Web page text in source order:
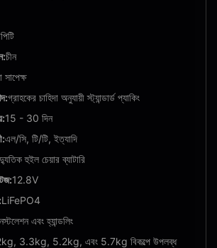
চীন
গ্রাহকের চাহিদা অনুযায়ী স্ট্যান্ডার্ড প্যাকিং
15 - 30 দিন
এল/সি, টি/টি, ইত্যাদি
হুইল চেয়ার ব্যাটারি
12.8V
LiFePO4
এবং হ্যান্ডলিং
3.3kg, 5.2kg, এবং 5.7kg বিকল্পে উপলব্ধ